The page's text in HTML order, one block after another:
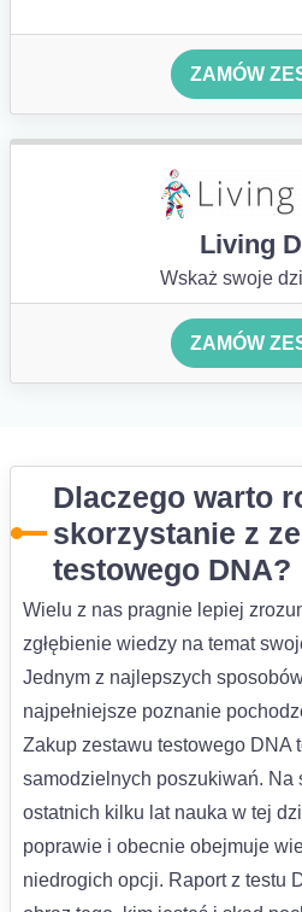
ZAMÓW
Living
Wskaż swoje
ZAMÓW
Dlaczego warto
skorzystanie z
testowego DNA?
Wielu z nas pragnie lepiej
zgłębienie wiedzy na temat
Jednym z najlepszych
najpełniejsze poznanie
Zakup zestawu testowego DNA
samodzielnych poszukiwań. Na
ostatnich kilku lat nauka w tej
poprawie i obecnie obejmuje
niedrogich opcji. Raport z testu